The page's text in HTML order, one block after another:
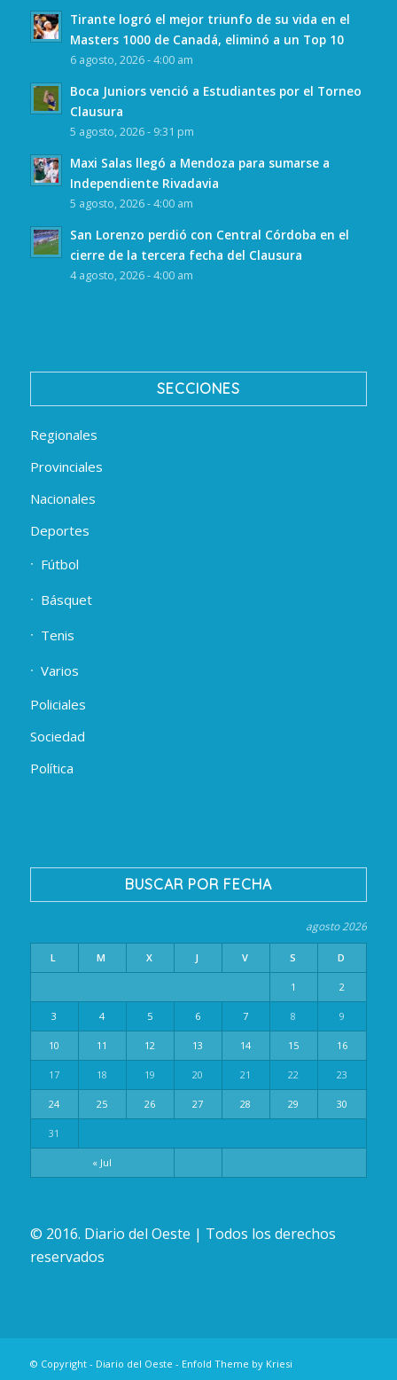
Tirante logró el mejor triunfo de su vida en el
Masters 1000 de Canadá, eliminó a un Top 10
6 agosto, 2026 - 4:00 am
Boca Juniors venció a Estudiantes por el Torneo
Clausura
5 agosto, 2026 - 9:31 pm
Maxi Salas llegó a Mendoza para sumarse a
Independiente Rivadavia
5 agosto, 2026 - 4:00 am
San Lorenzo perdió con Central Córdoba en el
cierre de la tercera fecha del Clausura
4 agosto, 2026 - 4:00 am
SECCIONES
Regionales
Provinciales
Nacionales
Deportes
Fútbol
Básquet
Tenis
Varios
Policiales
Sociedad
Política
BUSCAR POR FECHA
agosto 2026
L M X J V S D
« Jul
1 2
3 4 5 6 7 8 9
10 11 12 13 14 15 16
17 18 19 20 21 22 23
24 25 26 27 28 29 30
31
© 2016. Diario del Oeste | Todos los derechos
reservados
© Copyright - Diario del Oeste - Enfold Theme by Kriesi